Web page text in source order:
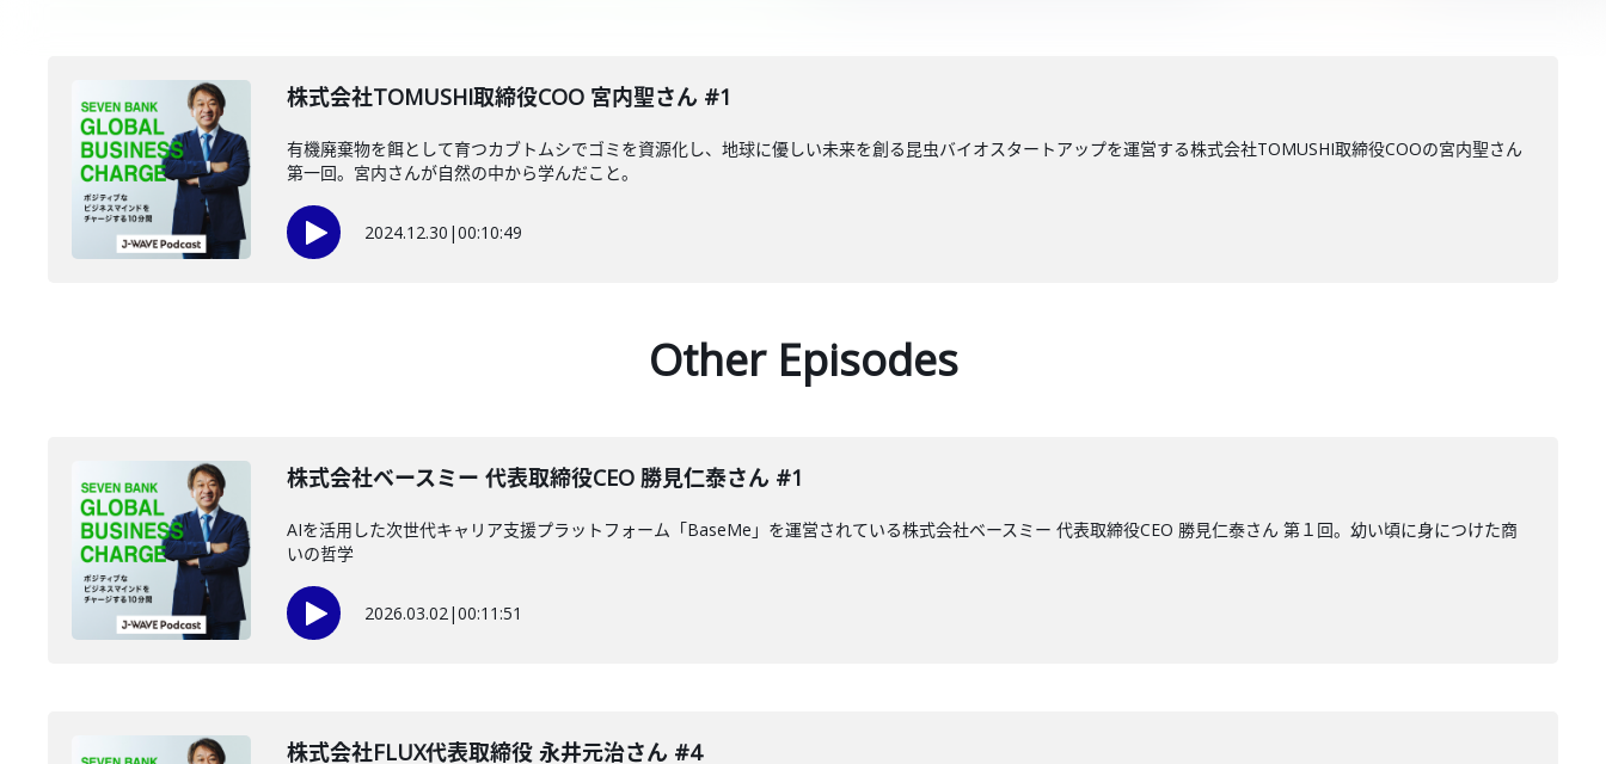
株式会社TOMUSHI取締役COO 宮内聖さん #1
有機廃棄物を餌として育つカブトムシでゴミを資源化し、地球に優しい未来を創る昆虫バイオスタートアップを運営する株式会社TOMUSHI取締役COOの宮内聖さん
第一回。宮内さんが自然の中から学んだこと。
2024.12.30 |00:10:49
Other Episodes
株式会社ベースミー 代表取締役CEO 勝見仁泰さん #1
AIを活用した次世代キャリア支援プラットフォーム「BaseMe」を運営されている株式会社ベースミー 代表取締役CEO 勝見仁泰さん 第１回。幼い頃に身につけた商
いの哲学
2026.03.02|00:11:51
株式会社FLUX代表取締役 永井元治さん #4